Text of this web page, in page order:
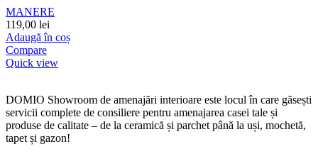
MANERE
119,00 lei
Adaugă în coș
Compare
Quick view
DOMIO Showroom de amenajări interioare este locul în care găsești
servicii complete de consiliere pentru amenajarea casei tale și
produse de calitate – de la ceramică și parchet până la uși, mochetă,
tapet și gazon!